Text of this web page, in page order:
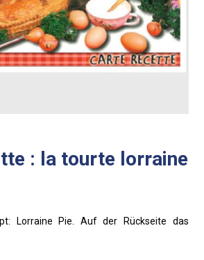
: la tourte lorraine
Lorraine Pie. Auf der Rückseite das